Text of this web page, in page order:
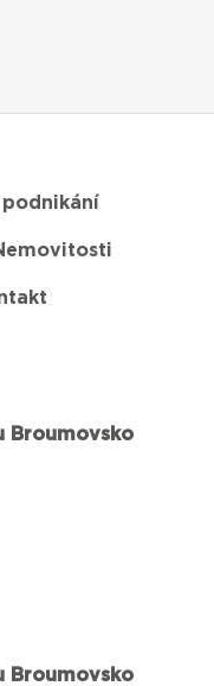
Broumovsko
Broumovsko